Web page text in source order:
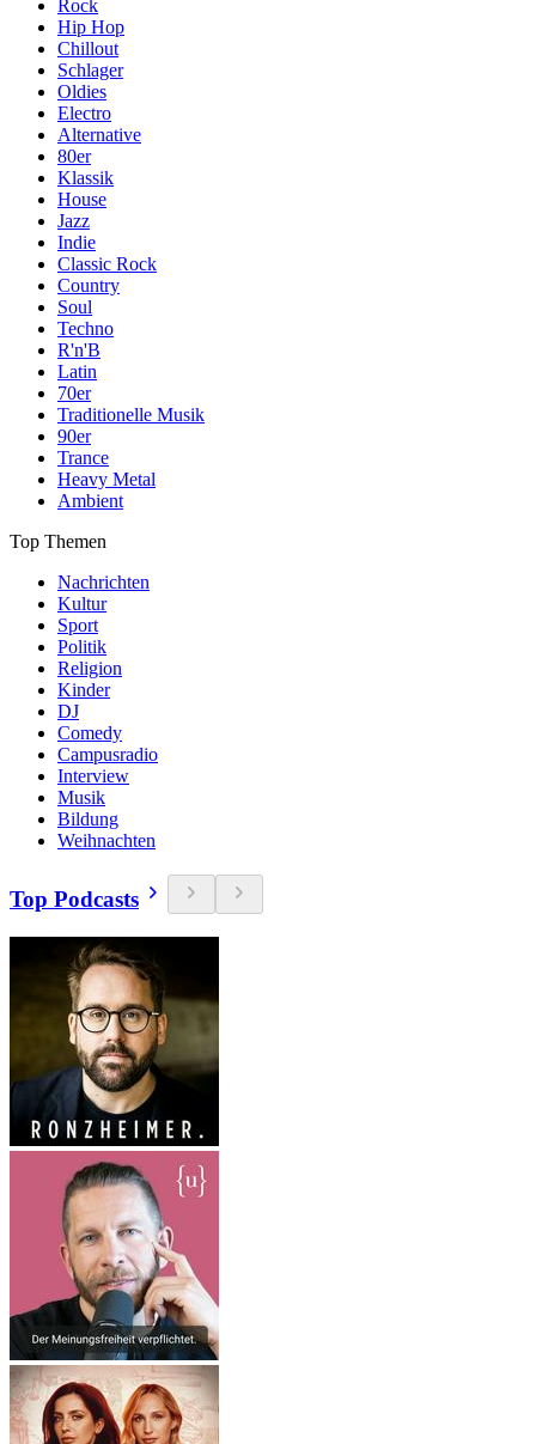
Rock
Hip Hop
Chillout
Schlager
Oldies
Electro
Alternative
80er
Klassik
House
Jazz
Indie
Classic Rock
Country
Soul
Techno
R'n'B
Latin
70er
Traditionelle Musik
90er
Trance
Heavy Metal
Ambient
Top Themen
Nachrichten
Kultur
Sport
Politik
Religion
Kinder
DJ
Comedy
Campusradio
Interview
Musik
Bildung
Weihnachten
Top Podcasts